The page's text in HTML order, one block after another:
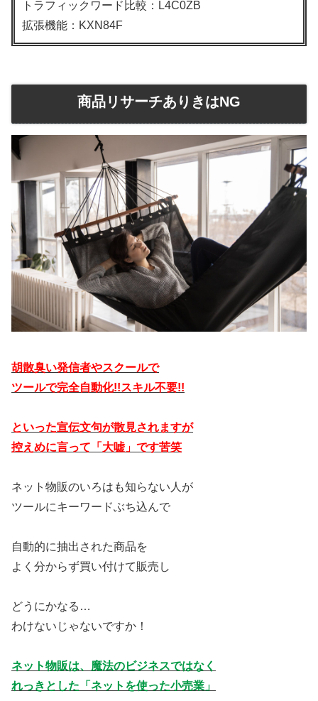
トラフィックワード比較：L4C0ZB
拡張機能：KXN84F
商品リサーチありきはNG
胡散臭い発信者やスクールで
ツールで完全自動化!!スキル不要!!
といった宣伝文句が散見されますが
控えめに言って「大嘘」です苦笑
ネット物販のいろはも知らない人が
ツールにキーワードぶち込んで
自動的に抽出された商品を
よく分からず買い付けて販売し
どうにかなる…
わけないじゃないですか！
ネット物販は、魔法のビジネスではなく
れっきとした「ネットを使った小売業」